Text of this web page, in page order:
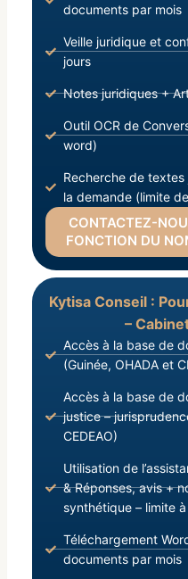
documents par mois
Veille juridique et
jours
Notes juridiques +
Outil OCR de
word)
Recherche de
la demande (limite
CONTACTEZ-
FONCTION DU
Kytisa Conseil :
–
Accès à la base de
(Guinée, OHADA et
Accès à la base de
justice –
CEDEAO)
Utilisation de
& Réponses, avis +
synthétique – limite
Téléchargement
documents par mois